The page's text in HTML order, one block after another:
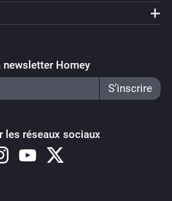
newsletter Homey
les réseaux sociaux